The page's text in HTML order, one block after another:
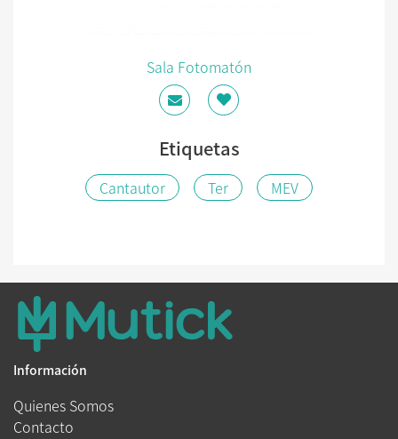
Sala Fotomatón
Etiquetas
Cantautor Ter MEV
Información
Quienes Somos
Contacto